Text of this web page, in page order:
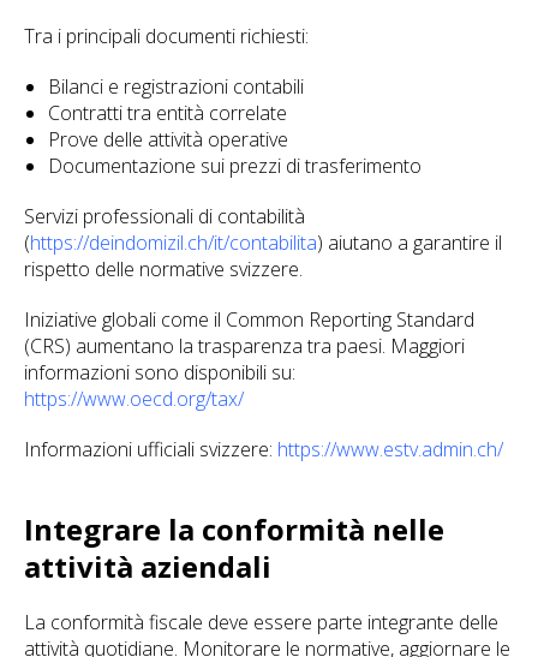
Tra i principali documenti richiesti:
Bilanci e registrazioni contabili
Contratti tra entità correlate
Prove delle attività operative
Documentazione sui prezzi di trasferimento
Servizi professionali di contabilità
(https://deindomizil.ch/it/contabilita) aiutano a garantire il
rispetto delle normative svizzere.
Iniziative globali come il Common Reporting Standard
(CRS) aumentano la trasparenza tra paesi. Maggiori
informazioni sono disponibili su:
https://www.oecd.org/tax/
Informazioni ufficiali svizzere: https://www.estv.admin.ch/
Integrare la conformità nelle
attività aziendali
La conformità fiscale deve essere parte integrante delle
attività quotidiane. Monitorare le normative, aggiornare le